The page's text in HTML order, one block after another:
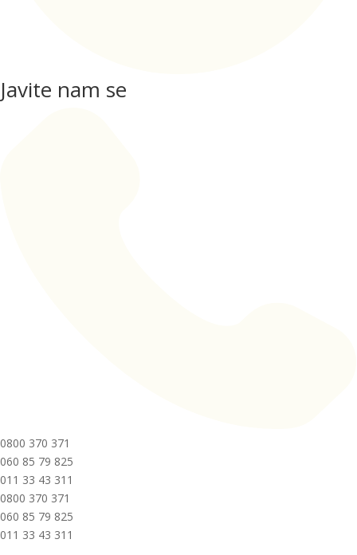
Javite nam se
0800 370 371
060 85 79 825
011 33 43 311
0800 370 371
060 85 79 825
011 33 43 311